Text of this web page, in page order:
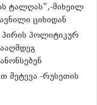
ტალღას”,-მიხეილ
ციხიდან
პირის პოლიტიკურ
შეტევა -რუსეთის